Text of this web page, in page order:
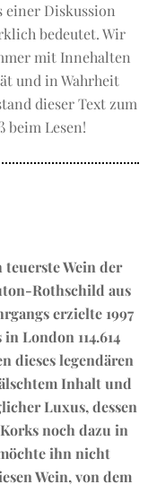
einer Diskussion
bedeutet. Wir
mit Innehalten
und in Wahrheit
dieser Text zum
beim Lesen!
Wein der
Rothschild aus
erzielte 1997
London 114.614
dieses legendären
Inhalt und
Luxus, dessen
noch dazu in
ihn nicht
Wein, von dem